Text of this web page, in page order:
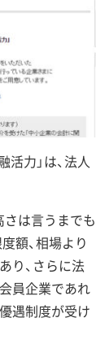
力」は、法人
は言うまでも
額、相場より
り、さらに法
員企業であれ
遇制度が受け